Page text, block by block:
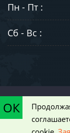
Пн - Пт :
Сб - Вс :
определяемой
ОК